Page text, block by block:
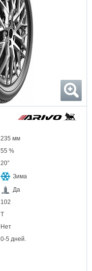
235 мм
55 %
20″
Зима
Да
102
T
Нет
0-5 дней.